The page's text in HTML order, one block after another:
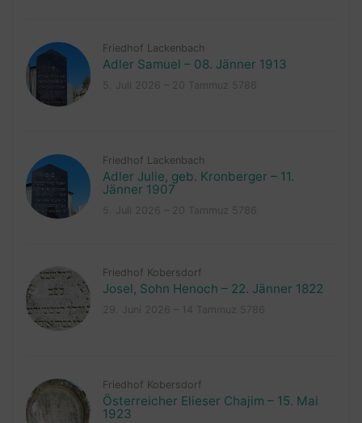
Friedhof Lackenbach
Adler Samuel – 08. Jänner 1913
Friedhof Lackenbach
Adler Julie, geb. Kronberger – 11.
Jänner 1907
Friedhof Kobersdorf
Josel, Sohn Henoch – 22. Jänner 1822
Friedhof Kobersdorf
Österreicher Elieser Chajim – 15. Mai
1923